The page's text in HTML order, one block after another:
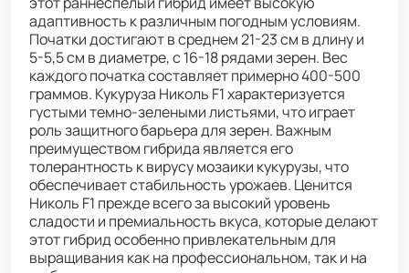
адаптивность к различным погодным условиям.
Початки достигают в среднем 21-23 см в длину и
5-5,5 см в диаметре, с 16-18 рядами зерен. Вес
каждого початка составляет примерно 400-500
граммов. Кукуруза Николь F1 характеризуется
густыми темно-зелеными листьями, что играет
роль защитного барьера для зерен. Важным
преимуществом гибрида является его
толерантность к вирусу мозаики кукурузы, что
обеспечивает стабильность урожаев. Ценится
Николь F1 прежде всего за высокий уровень
сладости и премиальность вкуса, которые делают
этот гибрид особенно привлекательным для
выращивания как на профессиональном, так и на